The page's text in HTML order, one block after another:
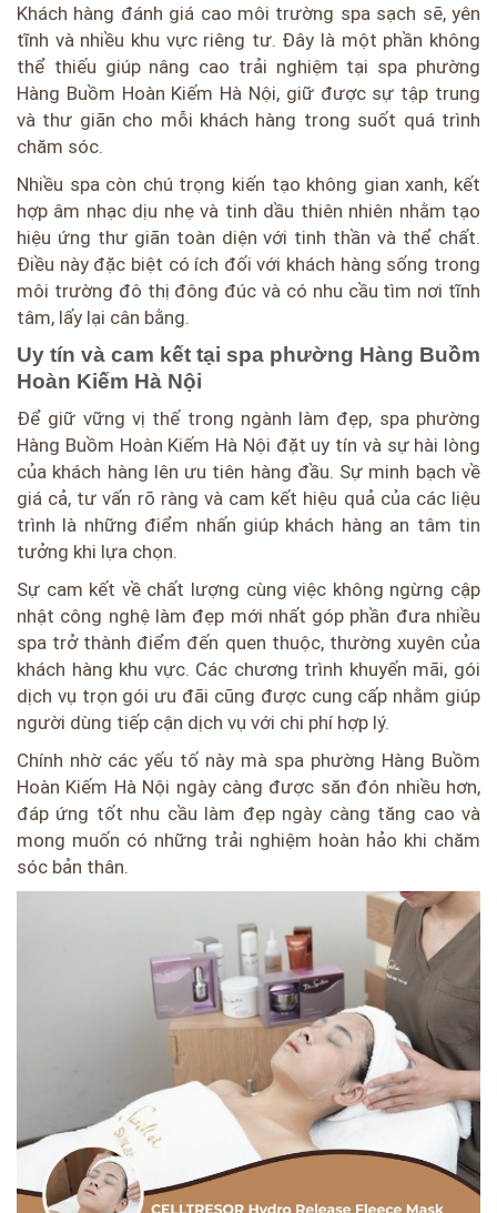
Khách hàng đánh giá cao môi trường spa sạch sẽ, yên
tĩnh và nhiều khu vực riêng tư. Đây là một phần không
thể thiếu giúp nâng cao trải nghiệm tại spa phường
Hàng Buồm Hoàn Kiếm Hà Nội, giữ được sự tập trung
và thư giãn cho mỗi khách hàng trong suốt quá trình
chăm sóc.
Nhiều spa còn chú trọng kiến tạo không gian xanh, kết
hợp âm nhạc dịu nhẹ và tinh dầu thiên nhiên nhằm tạo
hiệu ứng thư giãn toàn diện với tinh thần và thể chất.
Điều này đặc biệt có ích đối với khách hàng sống trong
môi trường đô thị đông đúc và có nhu cầu tìm nơi tĩnh
tâm, lấy lại cân bằng.
Uy tín và cam kết tại spa phường Hàng Buồm
Hoàn Kiếm Hà Nội
Để giữ vững vị thế trong ngành làm đẹp, spa phường
Hàng Buồm Hoàn Kiếm Hà Nội đặt uy tín và sự hài lòng
của khách hàng lên ưu tiên hàng đầu. Sự minh bạch về
giá cả, tư vấn rõ ràng và cam kết hiệu quả của các liệu
trình là những điểm nhấn giúp khách hàng an tâm tin
tưởng khi lựa chọn.
Sự cam kết về chất lượng cùng việc không ngừng cập
nhật công nghệ làm đẹp mới nhất góp phần đưa nhiều
spa trở thành điểm đến quen thuộc, thường xuyên của
khách hàng khu vực. Các chương trình khuyến mãi, gói
dịch vụ trọn gói ưu đãi cũng được cung cấp nhằm giúp
người dùng tiếp cận dịch vụ với chi phí hợp lý.
Chính nhờ các yếu tố này mà spa phường Hàng Buồm
Hoàn Kiếm Hà Nội ngày càng được săn đón nhiều hơn,
đáp ứng tốt nhu cầu làm đẹp ngày càng tăng cao và
mong muốn có những trải nghiệm hoàn hảo khi chăm
sóc bản thân.